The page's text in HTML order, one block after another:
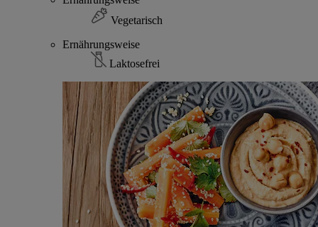
Vegetarisch
Ernährungsweise
Laktosefrei